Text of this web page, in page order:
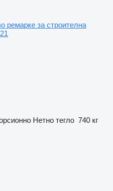
ремарке за строителна
Нетно тегло 740 кг